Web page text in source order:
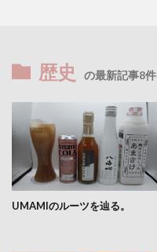
歴史 の最新記事8件
UMAMIのルーツを辿る。